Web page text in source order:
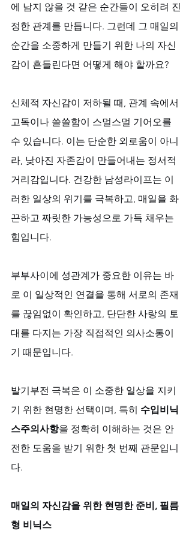
에 남지 않을 것 같은 순간들이 오히려 진
정한 관계를 만듭니다. 그런데 그 매일의
순간을 소중하게 만들기 위한 나의 자신
감이 흔들린다면 어떻게 해야 할까요?
신체적 자신감이 저하될 때, 관계 속에서
고독이나 쓸쓸함이 스멀스멀 기어오를
수 있습니다. 이는 단순한 외로움이 아니
라, 낮아진 자존감이 만들어내는 정서적
거리감입니다. 건강한 남성라이프는 이
러한 일상의 위기를 극복하고, 매일을 화
끈하고 짜릿한 가능성으로 가득 채우는
힘입니다.
부부사이에 성관계가 중요한 이유는 바
로 이 일상적인 연결을 통해 서로의 존재
를 끊임없이 확인하고, 단단한 사랑의 토
대를 다지는 가장 직접적인 의사소통이
기 때문입니다.
발기부전 극복은 이 소중한 일상을 지키
기 위한 현명한 선택이며, 특히 수입비닉
스주의사항을 정확히 이해하는 것은 안
전한 도움을 받기 위한 첫 번째 관문입니
다.
매일의 자신감을 위한 현명한 준비, 필름
형 비닉스